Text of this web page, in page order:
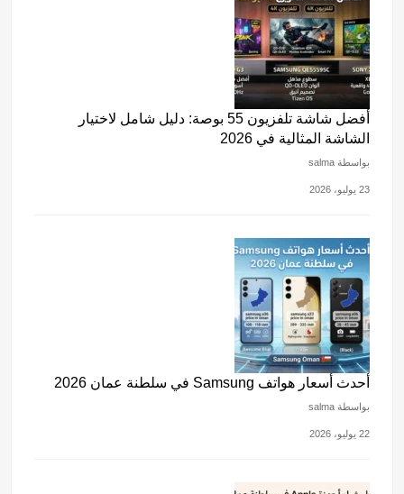
أفضل شاشة تلفزيون 55 بوصة: دليل شامل لاختيار
الشاشة المثالية في 2026
بواسطة salma
23 يوليو، 2026
أحدث أسعار هواتف Samsung في سلطنة عمان 2026
بواسطة salma
22 يوليو، 2026